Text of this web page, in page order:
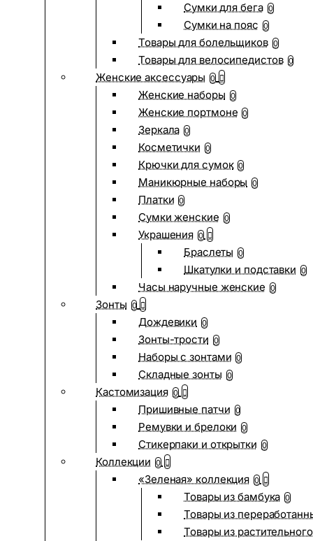
Сумки для бега 0
Сумки на пояс 0
Товары для болельщиков 0
Товары для велосипедистов 0
Женские аксессуары 0
Женские наборы 0
Женские портмоне 0
Зеркала 0
Косметички 0
Крючки для сумок 0
Маникюрные наборы 0
Платки 0
Сумки женские 0
Украшения 0
Браслеты 0
Шкатулки и подставки 0
Часы наручные женские 0
Зонты 0
Дождевики 0
Зонты-трости 0
Наборы с зонтами 0
Складные зонты 0
Кастомизация 0
Пришивные патчи 0
Ремувки и брелоки 0
Стикерпаки и открытки 0
Коллекции 0
«Зеленая» коллекция 0
Товары из бамбука 0
Товары из
Товары из